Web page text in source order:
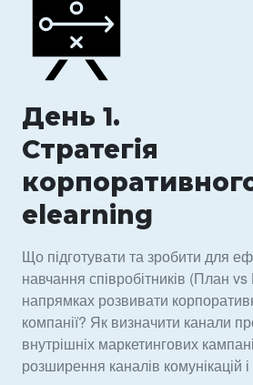
День 1.
Стратегія
elearning
Що підготувати та зробити для
навчання співробітників (План vs
напрямках розвивати
компанії? Як визначити канали
внутрішніх маркетингових
розширення каналів комунікацій